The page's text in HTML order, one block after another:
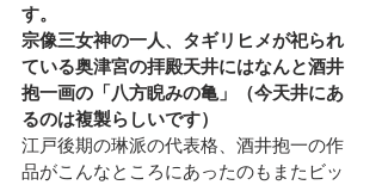
す。
宗像三女神の一人、タギリヒメが祀られ
ている奥津宮の拝殿天井にはなんと酒井
抱一画の「八方睨みの亀」（今天井にあ
るのは複製らしいです）
江戸後期の琳派の代表格、酒井抱一の作
品がこんなところにあったのもまたビッ